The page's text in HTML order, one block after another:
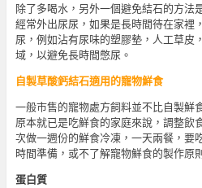
除了多喝水，另外一個避免結石的方法
經常外出尿尿，如果是長時間待在家裡
尿，例如沾有尿味的塑膠墊，人工草皮
域，以避免長時間憋尿。
自製草酸鈣結石適用的寵物鮮食
一般市售的寵物處方飼料並不比自製鮮
原本就已是吃鮮食的家庭來說，調整飲
次做一週份的鮮食冷凍，一天兩餐，要
時間準備，或不了解寵物鮮食的製作原
蛋白質